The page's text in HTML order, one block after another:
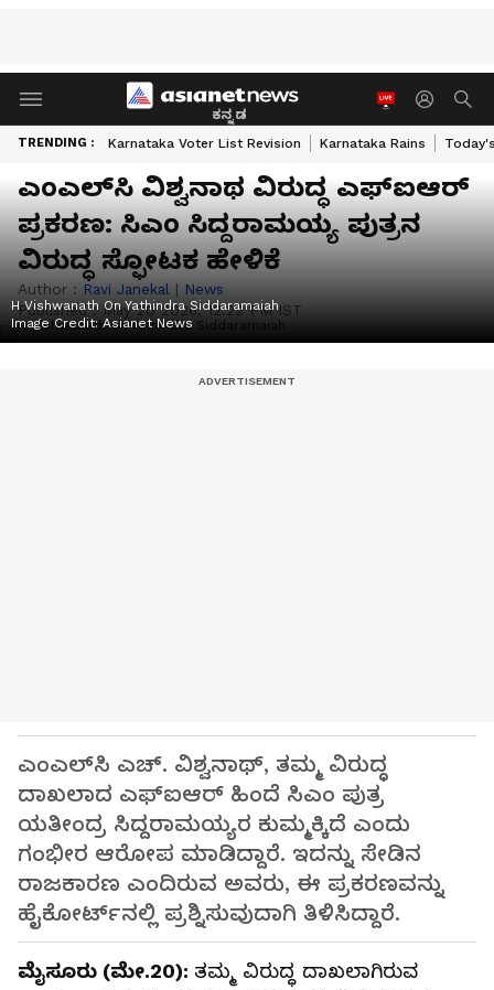
ಕನ್ನಡ
TRENDING : Karnataka Voter List Revision Karnataka Rains
ಎಂಎಲ್‌ಸಿ ವಿಶ್ವನಾಥ ವಿರುದ್ಧ ಎಫ್‌ಐಆರ್
ಪ್ರಕರಣ: ಸಿಎಂ ಸಿದ್ದರಾಮಯ್ಯ ಪುತ್ರನ
ವಿರುದ್ಧ ಸ್ಫೋಟಕ ಹೇಳಿಕೆ
Author : Ravi Janekal | News
Published : May 20 2026, 12:22 PM IST
H Vishwanath On Yathindra Siddaramaiah
Image Credit:Asianet News
ಎಂಎಲ್‌ಸಿ ಎಚ್. ವಿಶ್ವನಾಥ್, ತಮ್ಮ ವಿರುದ್ಧ
ದಾಖಲಾದ ಎಫ್‌ಐಆರ್‌ ಹಿಂದೆ ಸಿಎಂ ಪುತ್ರ
ಯತೀಂದ್ರ ಸಿದ್ದರಾಮಯ್ಯರ ಕುಮ್ಮಕ್ಕಿದೆ ಎಂದು
ಗಂಭೀರ ಆರೋಪ ಮಾಡಿದ್ದಾರೆ. ಇದನ್ನು ಸೇಡಿನ
ರಾಜಕಾರಣ ಎಂದಿರುವ ಅವರು, ಈ ಪ್ರಕರಣವನ್ನು
ಹೈಕೋರ್ಟ್‌ನಲ್ಲಿ ಪ್ರಶ್ನಿಸುವುದಾಗಿ ತಿಳಿಸಿದ್ದಾರೆ.
ಮೈಸೂರು (ಮೇ.20): ತಮ್ಮ ವಿರುದ್ಧ ದಾಖಲಾಗಿರುವ